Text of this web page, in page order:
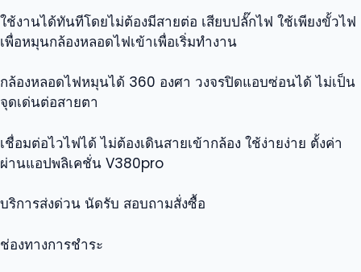
ใช้งานได้ทันทีโดยไม่ต้องมีสายต่อ เสียบปลั๊กไฟ ใช้เพียงขั้วไฟ
เพื่อหมุนกล้องหลอดไฟเข้าเพื่อเริ่มทำงาน
กล้องหลอดไฟหมุนได้ 360 องศา วงจรปิดแอบซ่อนได้ ไม่เป็น
จุดเด่นต่อสายตา
เชื่อมต่อไวไฟได้ ไม่ต้องเดินสายเข้ากล้อง ใช้ง่ายง่าย ตั้งค่า
ผ่านแอปพลิเคชั่น V380pro
บริการส่งด่วน นัดรับ สอบถามสั่งซื้อ
ช่องทางการชำระ